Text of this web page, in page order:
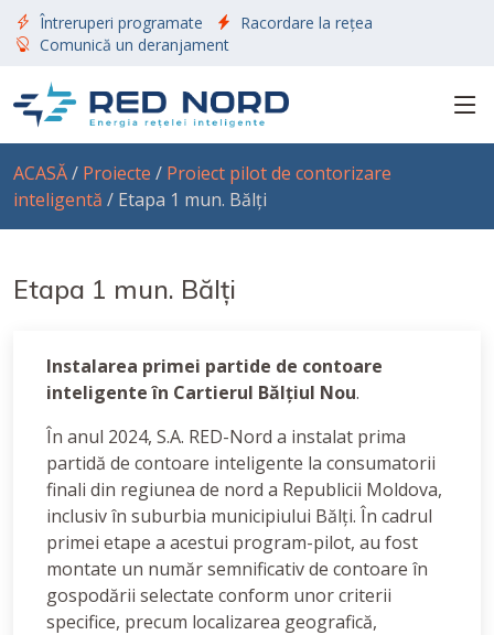
Întreruperi programate
Racordare la rețea
Comunică un deranjament
ACASĂ/ Proiecte / Proiect pilot de contorizare
inteligentă / Etapa 1 mun. Bălți
Etapa 1 mun. Bălți
Instalarea primei partide de contoare
inteligente în Cartierul Bălțiul Nou.
În anul 2024, S.A. RED-Nord a instalat prima
partidă de contoare inteligente la consumatorii
finali din regiunea de nord a Republicii Moldova,
inclusiv în suburbia municipiului Bălți. În cadrul
primei etape a acestui program-pilot, au fost
montate un număr semnificativ de contoare în
gospodării selectate conform unor criterii
specifice, precum localizarea geografică,